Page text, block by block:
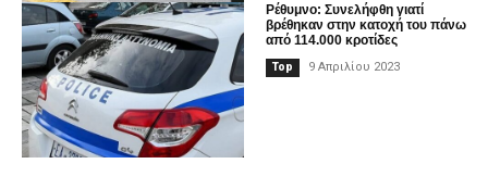
Ρέθυμνο: Συνελήφθη γιατί
βρέθηκαν στην κατοχή του πάνω
από 114.000 κροτίδες
Top 9 Απριλίου 2023